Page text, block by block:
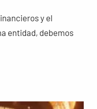
y el
entidad, debemos